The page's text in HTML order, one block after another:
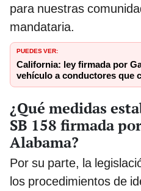
para nuestras
mandataria.
PUEDES VER:
California: ley firmada por
vehículo a conductores que
¿Qué medidas
SB 158 firmada
Alabama?
Por su parte, la
los procedimientos de